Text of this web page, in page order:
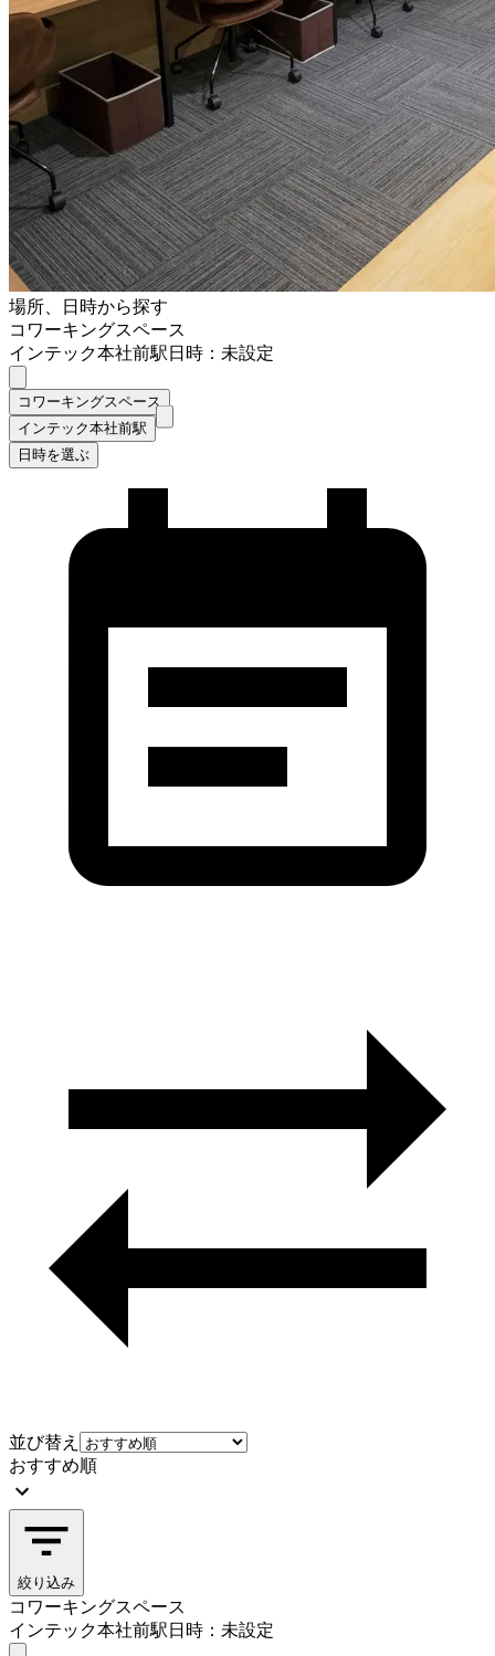
場所、日時から探す
コワーキングスペース
インテック本社前駅日時：未設定
コワーキングスペース
インテック本社前駅
日時を選ぶ
並び替え
おすすめ順
絞り込み
コワーキングスペース
インテック本社前駅日時：未設定